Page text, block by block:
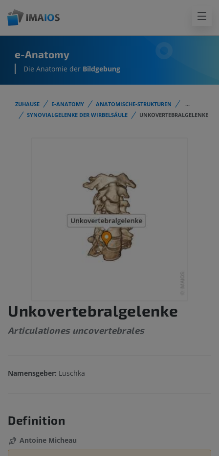
e-Anatomy
Die Anatomie der Bildgebung
ZUHAUSE E-ANATOMY ANATOMISCHE-STRUKTUREN
...
SYNOVIALGELENKE DER WIRBELSÄULE
UNKOVERTEBRALGELENKE
Unkovertebralgelenke
Articulationes uncovertebrales
Namensgeber: Luschka
Definition
Antoine Micheau